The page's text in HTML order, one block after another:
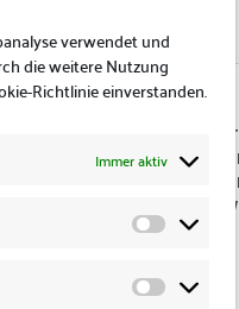
verwendet und
die weitere Nutzung
Richtlinie einverstanden.
Immer aktiv
AUS DEM
ERHOBEN UND
EINWILLIGUNG